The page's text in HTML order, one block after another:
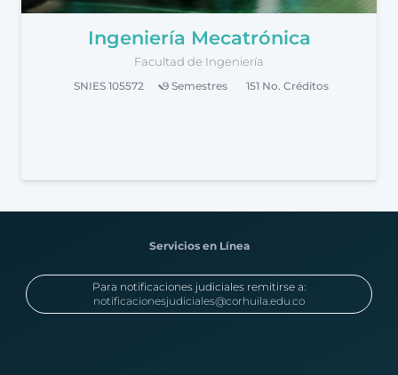
Ingeniería Mecatrónica
Facultad de Ingeniería
SNIES105572 9Semestres 151 No. Créditos
Servicios en Línea
Para notificaciones judiciales remitirse a:
notificacionesjudiciales@corhuila.edu.co